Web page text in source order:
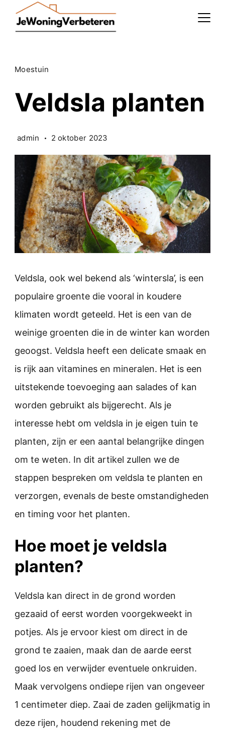
Moestuin
Veldsla planten
admin 2 oktober 2023
Veldsla, ook wel bekend als ‘wintersla’, is een
populaire groente die vooral in koudere
klimaten wordt geteeld. Het is een van de
weinige groenten die in de winter kan worden
geoogst. Veldsla heeft een delicate smaak en
is rijk aan vitamines en mineralen. Het is een
uitstekende toevoeging aan salades of kan
worden gebruikt als bijgerecht. Als je
interesse hebt om veldsla in je eigen tuin te
planten, zijn er een aantal belangrijke dingen
om te weten. In dit artikel zullen we de
stappen bespreken om veldsla te planten en
verzorgen, evenals de beste omstandigheden
en timing voor het planten.
Hoe moet je veldsla
planten?
Veldsla kan direct in de grond worden
gezaaid of eerst worden voorgekweekt in
potjes. Als je ervoor kiest om direct in de
grond te zaaien, maak dan de aarde eerst
goed los en verwijder eventuele onkruiden.
Maak vervolgens ondiepe rijen van ongeveer
1 centimeter diep. Zaai de zaden gelijkmatig in
deze rijen, houdend rekening met de